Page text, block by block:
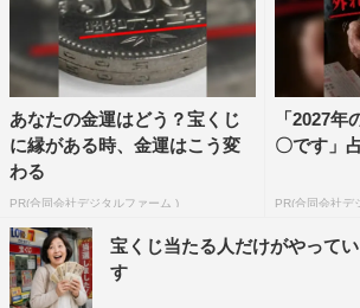
立ちはだかる。
そんな中、コロコロチキチキペッパー
スキンヘッドという共通点を持つ品川
きんぐ・小峠英二と“ナダル3兄弟”を結
のギャグ“やべっぞ”を一緒に披露。先輩
なり、ご機嫌の“長男”ナダルがさらに「
る！」と続ければ、“次男”品川と“三男”
ってる！」「やっちゃってる！」と追随
う。
あなたの金運はどう？宝くじ
に縁がある時、金運はこう変
わる
PR(合同会社デジタルファーム )
「2027
〇です」
PR(合同会社デ
宝くじ当たる人だけがやって
す